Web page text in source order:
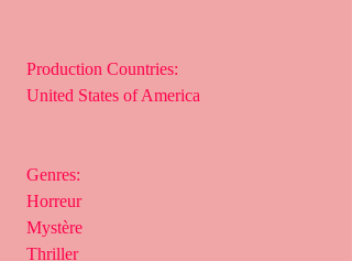
Production Countries:
United States of America
Genres:
Horreur
Mystère
Thriller